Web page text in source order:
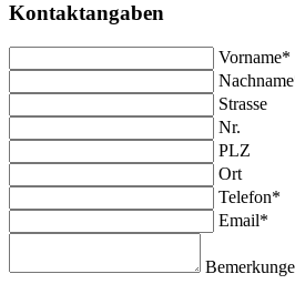
Kontaktangaben
Vorname*
Strasse
Nr.
PLZ
Ort
Telefon*
Email*